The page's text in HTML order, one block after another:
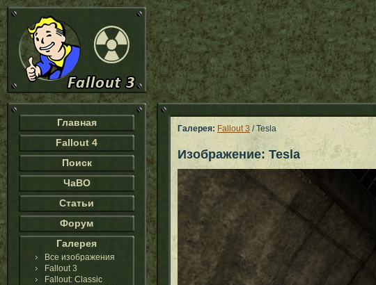
Главная
Fallout 4
Поиск
ЧаВО
Статьи
Форум
Галерея
Все изображения
Fallout 3
Fallout: Classic
Галерея: Fallout 3 / Tesla
Изображение: Tesla